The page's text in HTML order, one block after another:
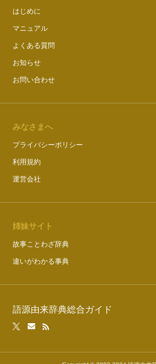
はじめに
マニュアル
よくある質問
お知らせ
お問い合わせ
みなさまへ
プライバシーポリシー
利用規約
運営会社
姉妹サイト
故事ことわざ辞典
違いがわかる事典
語源由来辞典総合ガイド